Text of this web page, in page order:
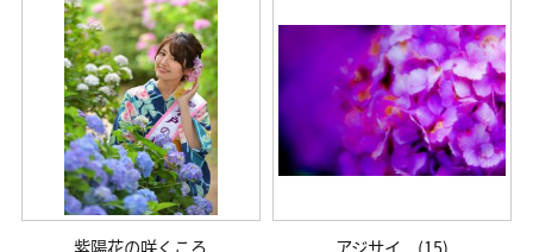
紫陽花の咲くころ アジサイ (15)